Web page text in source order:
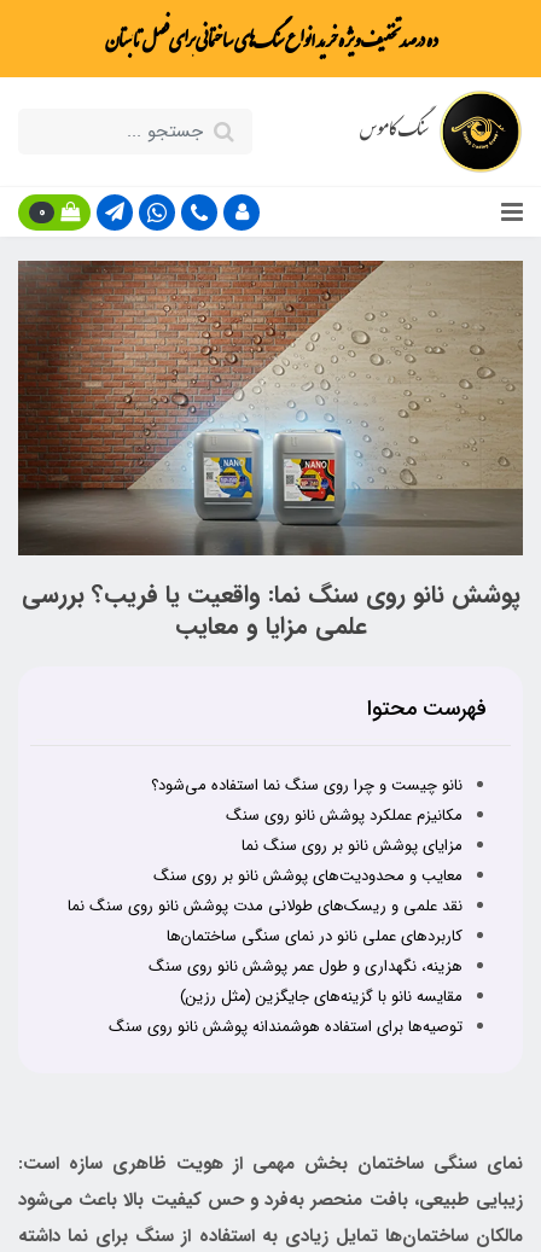
ده درصد تخفیف ویژه خرید انواع سنگ‌های ساختمانی برای فصل تابستان
سنگ کاموس
0
پوشش نانو روی سنگ نما: واقعیت یا فریب؟ بررسی
علمی مزایا و معایب
فهرست محتوا
نانو چیست و چرا روی سنگ نما استفاده می‌شود؟
مکانیزم عملکرد پوشش نانو روی سنگ
مزایای پوشش نانو بر روی سنگ نما
معایب و محدودیت‌های پوشش نانو بر روی سنگ
نقد علمی و ریسک‌های طولانی مدت پوشش نانو روی سنگ نما
کاربردهای عملی نانو در نمای سنگی ساختمان‌ها
هزینه، نگهداری و طول عمر پوشش نانو روی سنگ
مقایسه نانو با گزینه‌های جایگزین (مثل رزین)
توصیه‌ها برای استفاده هوشمندانه پوشش نانو روی سنگ
نمای سنگی ساختمان بخش مهمی از هویت ظاهری سازه است:
زیبایی طبیعی، بافت منحصر به‌فرد و حس کیفیت بالا باعث می‌شود
مالکان ساختمان‌ها تمایل زیادی به استفاده از سنگ برای نما داشته